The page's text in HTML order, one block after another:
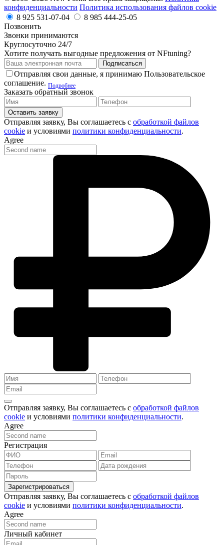
конфиденциальности Политика использования файлов cookie
8 925 531-07-04
8 985 444-25-05
Позвонить
Звонки принимаются
Круглосуточно 24/7
Хотите получать выгодные предложения от NFtuning?
Подписаться
Отправляя свои данные, я принимаю Пользовательское
соглашение. Подробнее
Заказать обратный звонок
Оставить заявку
Отправляя заявку, Вы соглашаетесь с обработкой файлов
cookie и условиями политики конфиденциальности.
Agree
Отправляя заявку, Вы соглашаетесь с обработкой файлов
cookie и условиями политики конфиденциальности.
Agree
Регистрация
Зарегистрироваться
Отправляя заявку, Вы соглашаетесь с обработкой файлов
cookie и условиями политики конфиденциальности.
Agree
Личный кабинет